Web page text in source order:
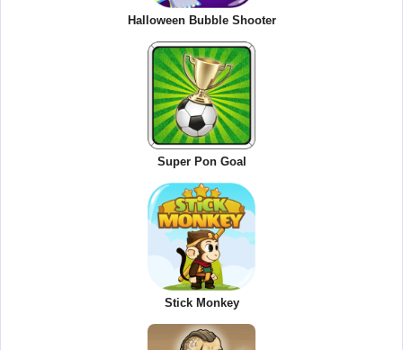
Halloween Bubble Shooter
Super Pon Goal
Stick Monkey